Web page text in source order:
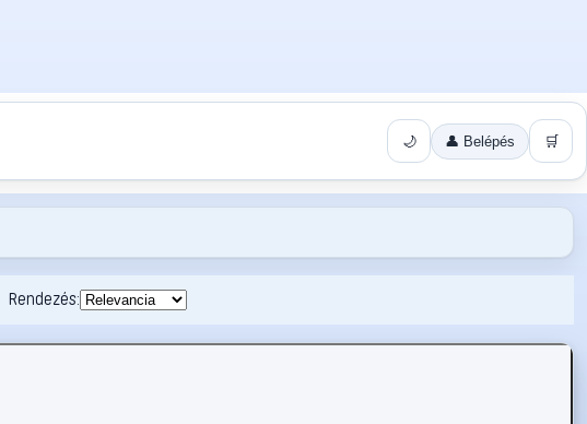
🌙 👤 Belépés 🛒
Rendezés: